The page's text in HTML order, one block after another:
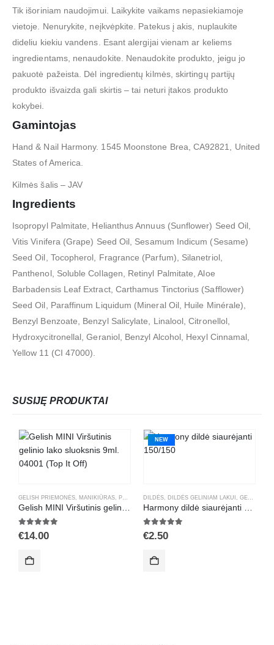
Tik išoriniam naudojimui. Laikykite vaikams nepasiekiamoje
vietoje. Nenurykite, neįkvėpkite. Patekus į akis, nuplaukite
dideliu kiekiu vandens. Esant alergijai vienam ar keliems
ingredientams, nenaudokite. Nenaudokite produkto, jeigu jo
pakuotė pažeista. Dėl ingredientų kilmės, skirtingų partijų
produkto išvaizda gali skirtis – tai neturi įtakos produkto
kokybei.
Gamintojas
Hand & Nail Harmony. 1545 Moonstone Brea, CA92821, United
States of America.
Kilmės šalis – JAV
Ingredients
Isopropyl Palmitate, Helianthus Annuus (Sunflower) Seed Oil,
Vitis Vinifera (Grape) Seed Oil, Sesamum Indicum (Sesame)
Seed Oil, Tocopherol, Fragrance (Parfum), Silanetriol,
Panthenol, Soluble Collagen, Retinyl Palmitate, Aloe
Barbadensis Leaf Extract, Carthamus Tinctorius (Safflower)
Seed Oil, Paraffinum Liquidum (Mineral Oil, Huile Minérale),
Benzyl Benzoate, Benzyl Salicylate, Linalool, Citronellol,
Hydroxycitronellal, Geraniol, Benzyl Alcohol, Hexyl Cinnamal,
Yellow 11 (CI 47000).
SUSIJĘ PRODUKTAI
GELISH PRIEMONĖS MANIKIŪRAS PRIEDAI GELINIAM LAKAVIMUI , VIRŠUTINIS GELINIO
5.00 out of 5
€14.00
NEW
DILDĖS DILDĖS GELINIAM LAKUI GELISH PRIEMONĖS
5.00out of 5
€2.50